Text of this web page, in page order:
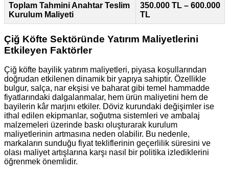
Toplam Tahmini Anahtar Teslim
Kurulum Maliyeti
350.000 TL – 600.000
TL
Çiğ Köfte Sektöründe Yatırım Maliyetlerini
Etkileyen Faktörler
Çiğ köfte bayilik yatırım maliyetleri, piyasa koşullarından
doğrudan etkilenen dinamik bir yapıya sahiptir. Özellikle
bulgur, salça, nar ekşisi ve baharat gibi temel hammadde
fiyatlarındaki dalgalanmalar, hem ürün maliyetini hem de
bayilerin kâr marjını etkiler. Döviz kurundaki değişimler ise
ithal edilen ekipmanlar, soğutma sistemleri ve ambalaj
malzemeleri üzerinde baskı oluşturarak kurulum
maliyetlerinin artmasına neden olabilir. Bu nedenle,
markaların sunduğu fiyat tekliflerinin geçerlilik süresini ve
olası maliyet artışlarına karşı nasıl bir politika izlediklerini
öğrenmek önemlidir.